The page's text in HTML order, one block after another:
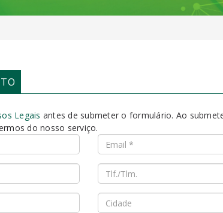
Legais antes de submeter o formulário. Ao
do nosso serviço.